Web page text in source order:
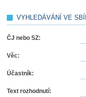
VYHLEDÁVÁNÍ VE
ČJ nebo SZ:
Věc:
Účastník:
Text rozhodnutí: